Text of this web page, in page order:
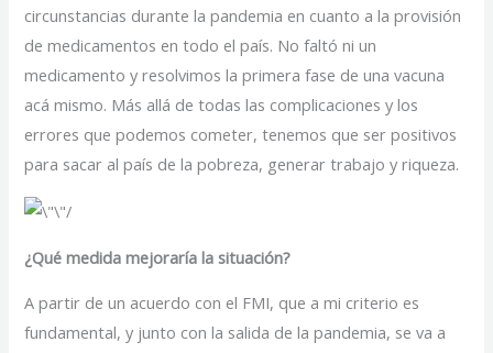
circunstancias durante la pandemia en cuanto a la provisión
de medicamentos en todo el país. No faltó ni un
medicamento y resolvimos la primera fase de una vacuna
acá mismo. Más allá de todas las complicaciones y los
errores que podemos cometer, tenemos que ser positivos
para sacar al país de la pobreza, generar trabajo y riqueza.
¿Qué medida mejoraría la situación?
A partir de un acuerdo con el FMI, que a mi criterio es
fundamental, y junto con la salida de la pandemia, se va a